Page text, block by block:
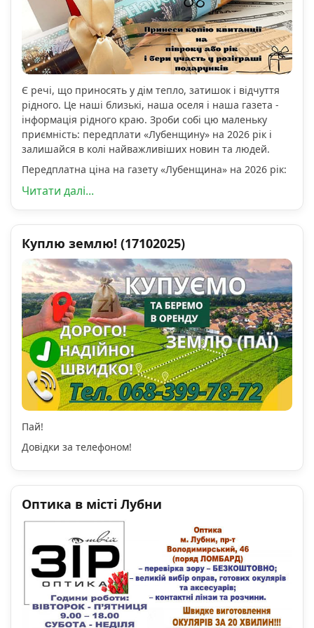
Є речі, що приносять у дім тепло, затишок і відчуття
рідного. Це наші близькі, наша оселя і наша газета -
інформація рідного краю. Зроби собі цю маленьку
приємність: передплати «Лубенщину» на 2026 рік і
залишайся в колі найважливіших новин та людей.
Передплатна ціна на газету «Лубенщина» на 2026 рік:
Читати далі...
Куплю землю! (17102025)
Пай!
Довідки за телефоном!
Оптика в місті Лубни